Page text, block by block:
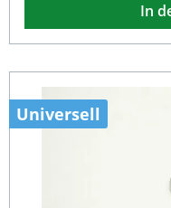
Thermostat Fahrzeugspezifische Ausführung passend für
TOYOTA GT86 (ZN) ab 2012
K-Sport Ölkühler-
In
Universell